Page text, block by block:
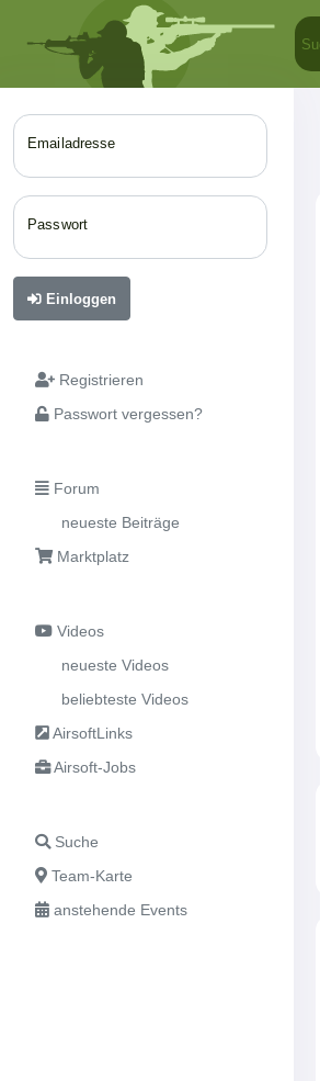
Emailadresse
Passwort
Einloggen
Registrieren
Passwort vergessen?
Forum
neueste Beiträge
Marktplatz
Videos
neueste Videos
beliebteste Videos
AirsoftLinks
Airsoft-Jobs
Suche
Team-Karte
anstehende Events